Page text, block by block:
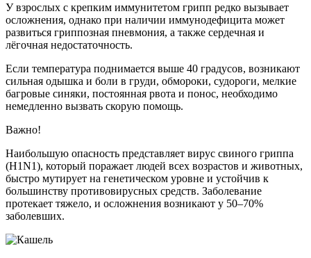
У взрослых с крепким иммунитетом грипп редко вызывает
осложнения, однако при наличии иммунодефицита может
развиться гриппозная пневмония, а также сердечная и
лёгочная недостаточность.
Если температура поднимается выше 40 градусов, возникают
сильная одышка и боли в груди, обмороки, судороги, мелкие
багровые синяки, постоянная рвота и понос, необходимо
немедленно вызвать скорую помощь.
Важно!
Наибольшую опасность представляет вирус свиного гриппа
(H1N1), который поражает людей всех возрастов и животных,
быстро мутирует на генетическом уровне и устойчив к
большинству противовирусных средств. Заболевание
протекает тяжело, и осложнения возникают у 50–70%
заболевших.